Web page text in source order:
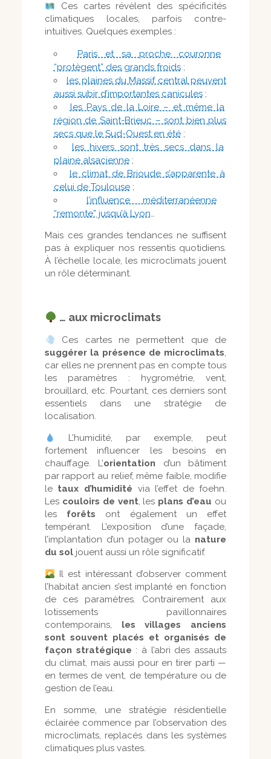
Ces cartes révèlent des spécificités
climatiques locales, parfois contre-
intuitives. Quelques exemples :
Paris et sa proche couronne
“protègent” des grands froids;
les plaines du Massif central peuvent
aussi subir d’importantes canicules;
les Pays de la Loire – et même la
région de Saint-Brieuc – sont bien plus
secs que le Sud-Ouest en été;
les hivers sont très secs dans la
plaine alsacienne;
le climat de Brioude s’apparente à
celui de Toulouse;
l’influence méditerranéenne
“remonte” jusqu’à Lyon…
Mais ces grandes tendances ne suffisent
pas à expliquer nos ressentis quotidiens.
À l’échelle locale, les microclimats jouent
un rôle déterminant.
… aux microclimats
Ces cartes ne permettent que de
suggérer la présence de microclimats,
car elles ne prennent pas en compte tous
les paramètres : hygrométrie, vent,
brouillard, etc. Pourtant, ces derniers sont
essentiels dans une stratégie de
localisation.
L’humidité, par exemple, peut
fortement influencer les besoins en
chauffage. L’orientation d’un bâtiment
par rapport au relief, même faible, modifie
le taux d’humidité via l’effet de foehn.
Les couloirs de vent, les plans d’eau ou
les forêts ont également un effet
tempérant. L’exposition d’une façade,
l’implantation d’un potager ou la nature
du soljouent aussi un rôle significatif.
Il est intéressant d’observer comment
l’habitat ancien s’est implanté en fonction
de ces paramètres. Contrairement aux
lotissements pavillonnaires
contemporains, les villages anciens
sont souvent placés et organisés de
façon stratégique : à l’abri des assauts
du climat, mais aussi pour en tirer parti —
en termes de vent, de température ou de
gestion de l’eau.
En somme, une stratégie résidentielle
éclairée commence par l’observation des
microclimats, replacés dans les systèmes
climatiques plus vastes.